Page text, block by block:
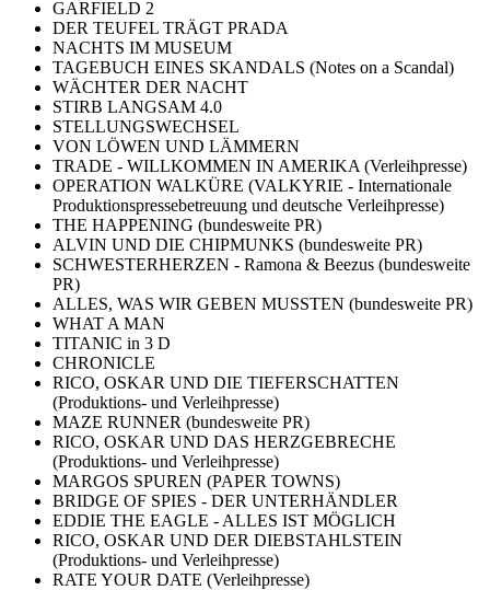
GARFIELD 2
DER TEUFEL TRÄGT PRADA
NACHTS IM MUSEUM
TAGEBUCH EINES SKANDALS (Notes on a Scandal)
WÄCHTER DER NACHT
STIRB LANGSAM 4.0
STELLUNGSWECHSEL
VON LÖWEN UND LÄMMERN
TRADE - WILLKOMMEN IN AMERIKA (Verleihpresse)
OPERATION WALKÜRE (VALKYRIE - Internationale
Produktionspressebetreuung und deutsche Verleihpresse)
THE HAPPENING (bundesweite PR)
ALVIN UND DIE CHIPMUNKS (bundesweite PR)
SCHWESTERHERZEN - Ramona & Beezus (bundesweite
PR)
ALLES, WAS WIR GEBEN MUSSTEN (bundesweite PR)
WHAT A MAN
TITANIC in 3 D
CHRONICLE
RICO, OSKAR UND DIE TIEFERSCHATTEN
(Produktions- und Verleihpresse)
MAZE RUNNER (bundesweite PR)
RICO, OSKAR UND DAS HERZGEBRECHE
(Produktions- und Verleihpresse)
MARGOS SPUREN (PAPER TOWNS)
BRIDGE OF SPIES - DER UNTERHÄNDLER
EDDIE THE EAGLE - ALLES IST MÖGLICH
RICO, OSKAR UND DER DIEBSTAHLSTEIN
(Produktions- und Verleihpresse)
RATE YOUR DATE (Verleihpresse)